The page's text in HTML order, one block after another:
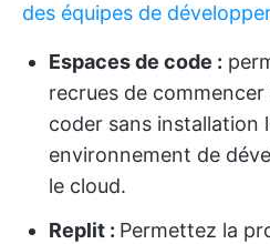
des équipes de
Espaces de code :
recrues de
coder sans installation
environnement de
le cloud.
Replit : Permettez la